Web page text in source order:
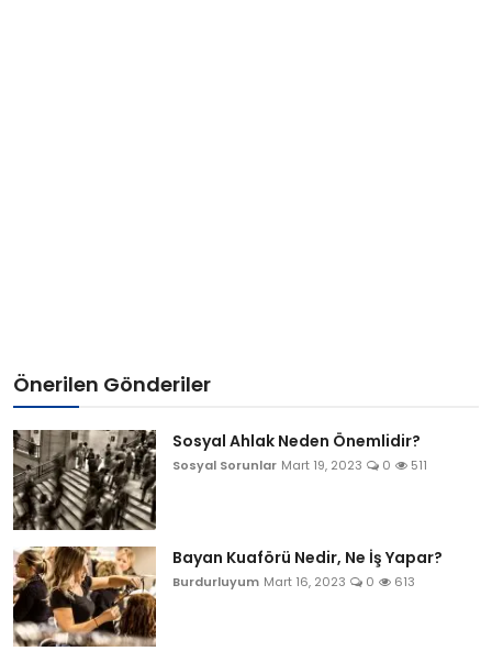
Önerilen Gönderiler
Sosyal Ahlak Neden Önemlidir?
Sosyal Sorunlar Mart 19, 2023 0 511
Bayan Kuaförü Nedir, Ne İş Yapar?
Burdurluyum Mart 16, 2023 0 613